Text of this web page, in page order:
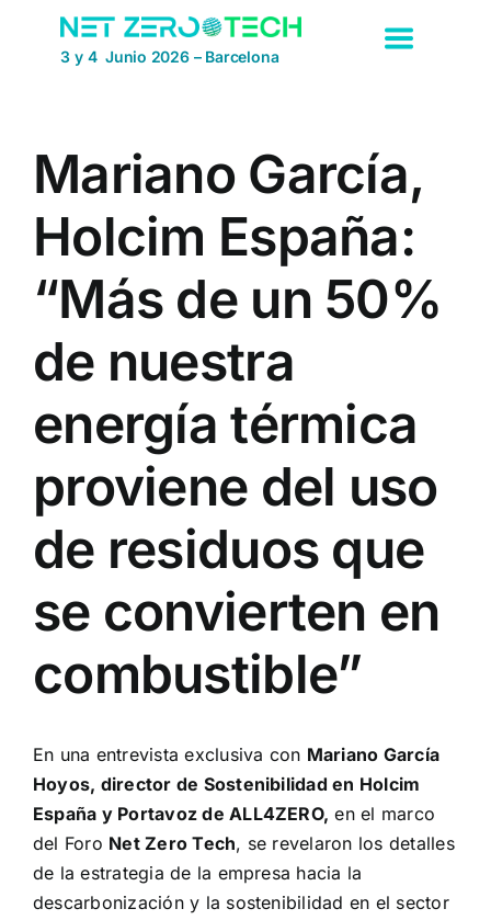
contenido
3 y 4 Junio 2026 – Barcelona
Mariano García,
Holcim España:
“Más de un 50%
de nuestra
energía térmica
proviene del uso
de residuos que
se convierten en
combustible”
En una entrevista exclusiva con Mariano García
Hoyos, director de Sostenibilidad en Holcim
España y Portavoz de ALL4ZERO, en el marco
del Foro Net Zero Tech, se revelaron los detalles
de la estrategia de la empresa hacia la
descarbonización y la sostenibilidad en el sector